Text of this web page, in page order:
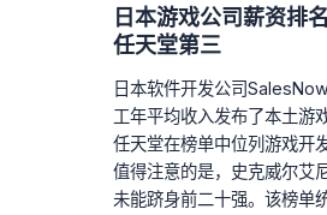
日本游戏公司薪资排
任天堂第三
日本软件开发公司
工年平均收入发布了本土游
任天堂在榜单中位列游戏开
值得注意的是，史克威尔艾
未能跻身前二十强。该榜单